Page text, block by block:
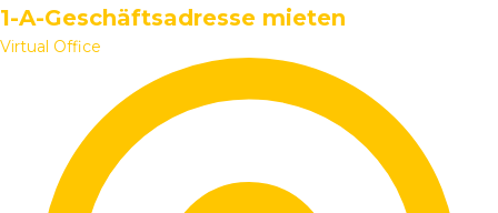
1-A-Geschäftsadresse mieten
Virtual Office